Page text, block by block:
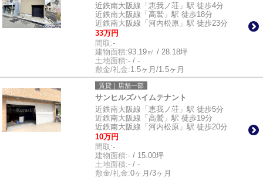
近鉄南大阪線「恵我ノ荘」駅 徒歩4分
近鉄南大阪線「高鷲」駅 徒歩18分
近鉄南大阪線「河内松原」駅 徒歩23分
33万円
間取:-
建物面積:93.19㎡ / 28.18坪
土地面積:- / -
敷金/礼金:1.5ヶ月/1.5ヶ月
賃貸｜店舗一部
サンヒルズハイムテナント
近鉄南大阪線「恵我ノ荘」駅 徒歩5分
近鉄南大阪線「高鷲」駅 徒歩19分
近鉄南大阪線「河内松原」駅 徒歩20分
10万円
間取:-
建物面積:- / 15.00坪
土地面積:- / -
敷金/礼金:0ヶ月/3ヶ月